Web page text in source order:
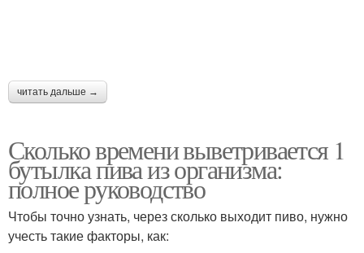
читать дальше →
Сколько времени выветривается 1
бутылка пива из организма:
полное руководство
Чтобы точно узнать, через сколько выходит пиво, нужно
учесть такие факторы, как: